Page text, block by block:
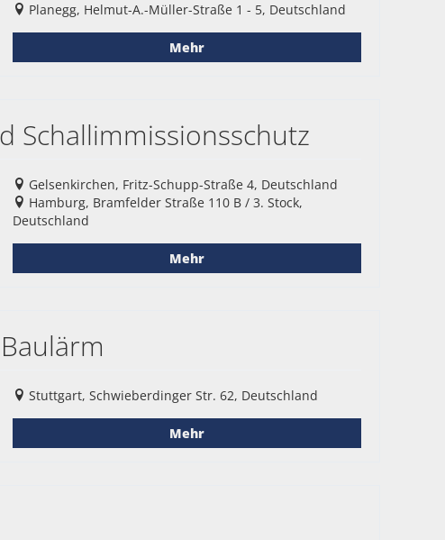
Planegg, Helmut-A.-Müller-Straße 1 - 5, Deutschland
Mehr
Schallimmissionsschutz
Gelsenkirchen, Fritz-Schupp-Straße 4, Deutschland
Hamburg, Bramfelder Straße 110 B / 3. Stock,
Deutschland
Mehr
Stuttgart, Schwieberdinger Str. 62, Deutschland
Mehr